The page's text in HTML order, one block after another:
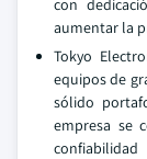
con
aumentar la
Tokyo
equipos de
sólido
empresa se